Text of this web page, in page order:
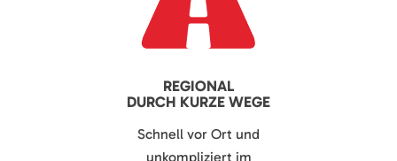
REGIONAL
DURCH KURZE WEGE
Schnell vor Ort und
unkompliziert im